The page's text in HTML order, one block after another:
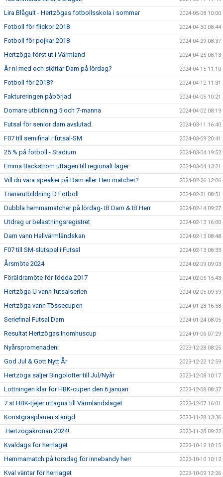
Lira Blågult - Hertzögas fotbollsskola i sommar 2024-05-08 10:00
Fotboll för flickor 2018 2024-04-30 08:44
Fotboll för pojkar 2018 2024-04-29 08:37
Hertzöga först ut i Värmland 2024-04-25 08:13
Är ni med och stöttar Dam på lördag? 2024-04-15 11:10
Fotboll för 2018? 2024-04-12 11:31
Faktureringen påbörjad 2024-04-05 10:21
Domare utbildning 5 och 7-manna 2024-04-02 08:19
Futsal för senior dam avslutad. 2024-03-11 16:40
F07 till semifinal i futsal-SM 2024-03-09 20:41
25 % på fotboll - Stadium 2024-03-04 19:52
Emma Bäckström uttagen till regionalt läger 2024-03-04 13:21
Vill du vara speaker på Dam eller Herr matcher? 2024-02-26 12:06
Tränarutbildning D Fotboll 2024-02-21 08:51
Dubbla hemmamatcher på lördag- IB Dam & IB Herr 2024-02-14 09:27
Utdrag ur belastningsregistret 2024-02-13 16:00
Dam vann Hallvärmländskan 2024-02-13 08:48
F07 till SM-slutspel i Futsal 2024-02-13 08:33
Årsmöte 2024 2024-02-09 09:03
Föräldramöte för födda 2017 2024-02-05 15:43
Hertzöga U vann futsalserien 2024-02-05 09:59
Hertzöga vann Tössecupen 2024-01-28 16:58
Seriefinal Futsal Dam 2024-01-24 08:05
Resultat Hertzögas Inomhuscup 2024-01-06 07:29
Nyårspromenaden! 2023-12-28 08:25
God Jul & Gott Nytt År 2023-12-22 12:59
Hertzöga säljer Bingolotter till Jul/Nyår 2023-12-08 10:17
Lottningen klar för HBK-cupen den 6 januari 2023-12-08 08:37
7 st HBK-tjejer uttagna till Värmlandslaget 2023-12-07 16:01
Konstgräsplanen stängd 2023-11-28 13:36
Hertzögakronan 2024! 2023-11-28 09:22
Kvaldags för herrlaget 2023-10-12 10:15
Hemmamatch på torsdag för innebandy herr 2023-10-10 10:12
Kval väntar för herrlaget 2023-10-09 12:26